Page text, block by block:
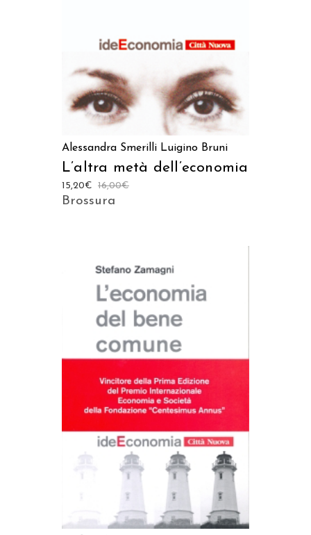
Alessandra Smerilli Luigino Bruni
L’altra metà dell’economia
16,00€
15,20€
Brossura
AGGIUNGI AL CARRELLO